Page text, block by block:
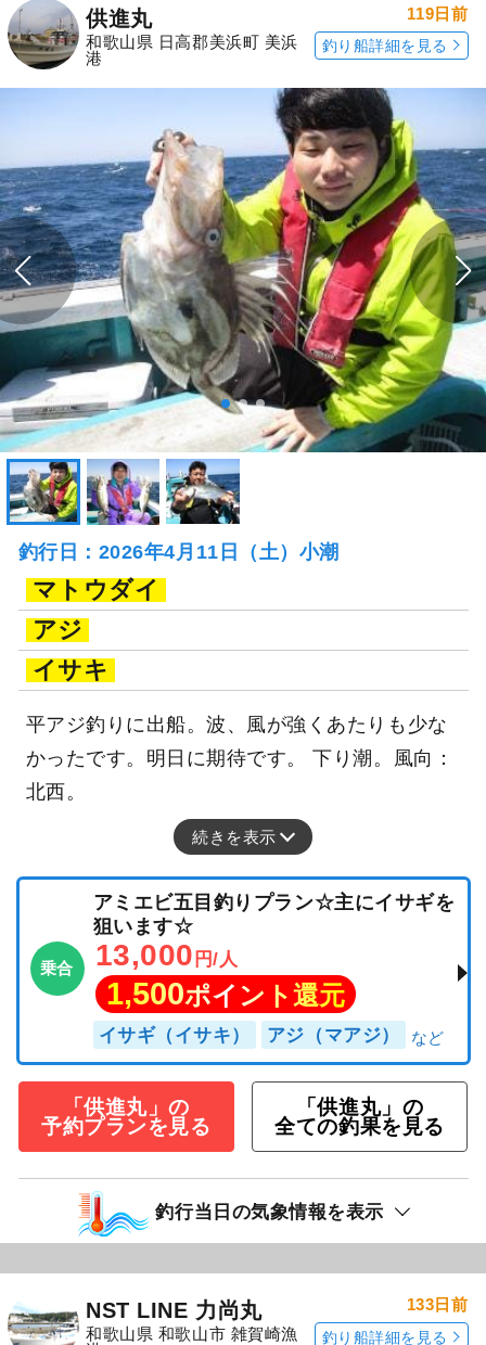
供進丸
和歌山県 日高郡美浜町 美浜
港
119日前
釣り船詳細を見る
釣行日：2026年4月11日（土）小潮
マトウダイ
アジ
イサキ
平アジ釣りに出船。波、風が強くあたりも少な
かったです。明日に期待です。 下り潮。風向：
北西。
続きを表示
乗合
アミエビ五目釣りプラン☆主にイサギを
狙います☆
13,000 円/人
1,500ポイント還元
イサギ（イサキ） アジ（マアジ）
「供進丸」の
予約プランを見る
「供進丸」の
全ての釣果を見る
釣行当日の気象情報を表示
NST LINE 力尚丸
和歌山県 和歌山市 雑賀崎漁
133日前
釣り船詳細を見る